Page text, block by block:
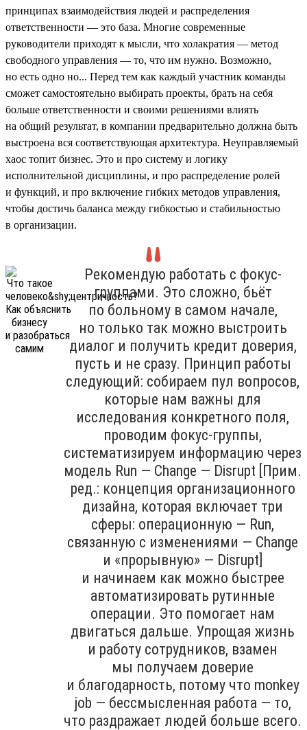
принципах взаимодействия людей и распределения
ответственности — это база. Многие современные
руководители приходят к мысли, что холакратия — метод
свободного управления — то, что им нужно. Возможно,
но есть одно но... Перед тем как каждый участник команды
сможет самостоятельно выбирать проекты, брать на себя
больше ответственности и своими решениями влиять
на общий результат, в компании предварительно должна быть
выстроена вся соответствующая архитектура. Неуправляемый
хаос топит бизнес. Это и про систему и логику
исполнительной дисциплины, и про распределение ролей
и функций, и про включение гибких методов управления,
чтобы достичь баланса между гибкостью и стабильностью
в организации.
Рекомендую работать с фокус-
группами. Это сложно, бьёт
по больному в самом начале,
но только так можно выстроить
диалог и получить кредит доверия,
пусть и не сразу. Принцип работы
следующий: собираем пул вопросов,
которые нам важны для
исследования конкретного поля,
проводим фокус-группы,
систематизируем информацию через
модель Run — Change — Disrupt [Прим.
ред.: концепция организационного
дизайна, которая включает три
сферы: операционную — Run,
связанную с изменениями — Change
и «прорывную» — Disrupt]
и начинаем как можно быстрее
автоматизировать рутинные
операции. Это помогает нам
двигаться дальше. Упрощая жизнь
и работу сотрудников, взамен
мы получаем доверие
и благодарность, потому что monkey
job — бессмысленная работа — то,
что раздражает людей больше всего.